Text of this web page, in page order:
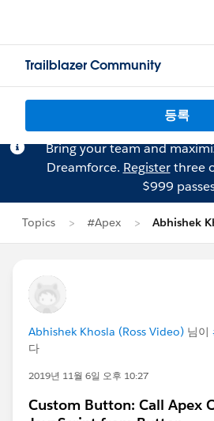
Trailblazer Community
등록
Bring your team and
Dreamforce. Registerthree
$999
Topics #Apex Abhishek
Abhishek Khosla (Ross Video) 님이
다
2019년 11월 6일 오후 10:27
Custom Button: Call Apex